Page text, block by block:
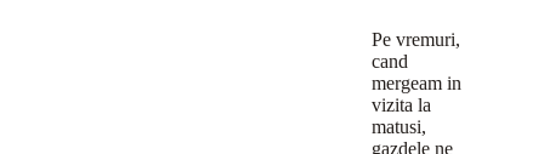
Pe vremuri,
cand
mergeam in
vizita la
matusi,
gazdele ne